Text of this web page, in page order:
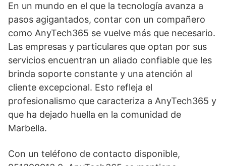
En un mundo en el que la tecnología avanza a
pasos agigantados, contar con un compañero
como AnyTech365 se vuelve más que necesario.
Las empresas y particulares que optan por sus
servicios encuentran un aliado confiable que les
brinda soporte constante y una atención al
cliente excepcional. Esto refleja el
profesionalismo que caracteriza a AnyTech365 y
que ha dejado huella en la comunidad de
Marbella.
Con un teléfono de contacto disponible,